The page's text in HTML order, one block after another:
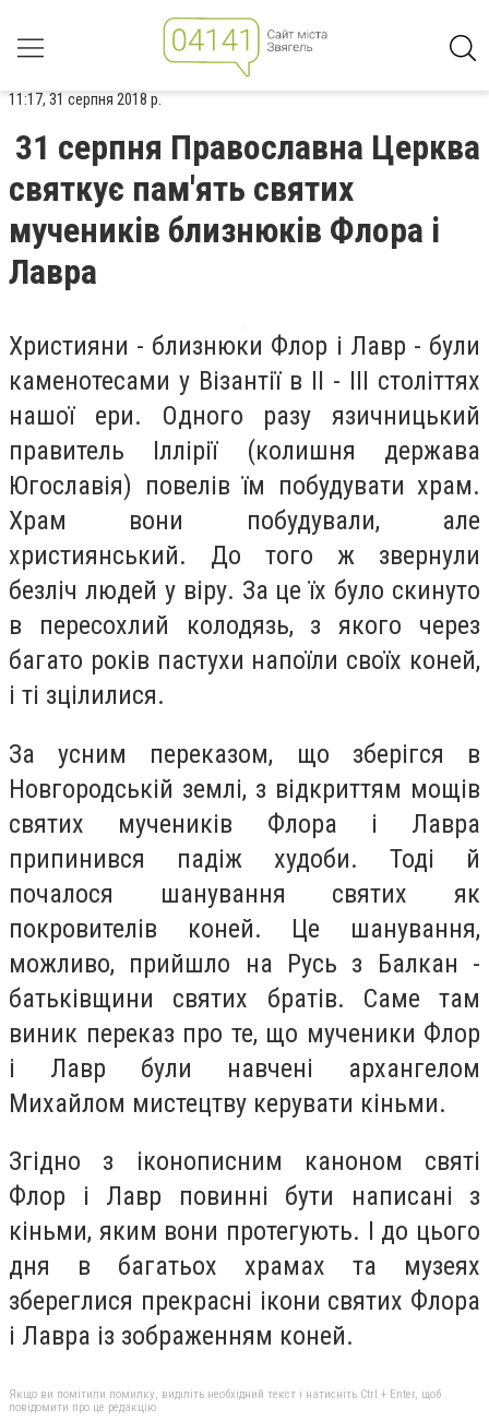
11:17, 31 серпня 2018 р.
31 серпня Православна Церква
святкує пам'ять святих
мучеників близнюків Флора і
Лавра
Християни - близнюки Флор і Лавр - були
каменотесами у Візантії в II - III століттях
нашої ери. Одного разу язичницький
правитель Іллірії (колишня держава
Югославія) повелів їм побудувати храм.
Храм вони побудували, але
християнський. До того ж звернули
безліч людей у віру. За це їх було скинуто
в пересохлий колодязь, з якого через
багато років пастухи напоїли своїх коней,
і ті зцілилися.
За усним переказом, що зберігся в
Новгородській землі, з відкриттям мощів
святих мучеників Флора і Лавра
припинився падіж худоби. Тоді й
почалося шанування святих як
покровителів коней. Це шанування,
можливо, прийшло на Русь з Балкан -
батьківщини святих братів. Саме там
виник переказ про те, що мученики Флор
і Лавр були навчені архангелом
Михайлом мистецтву керувати кіньми.
Згідно з іконописним каноном святі
Флор і Лавр повинні бути написані з
кіньми, яким вони протегують. І до цього
дня в багатьох храмах та музеях
збереглися прекрасні ікони святих Флора
і Лавра із зображенням коней.
Якщо ви помітили помилку, виділіть необхідний текст і натисніть Ctrl + Enter, щоб
повідомити про це редакцію